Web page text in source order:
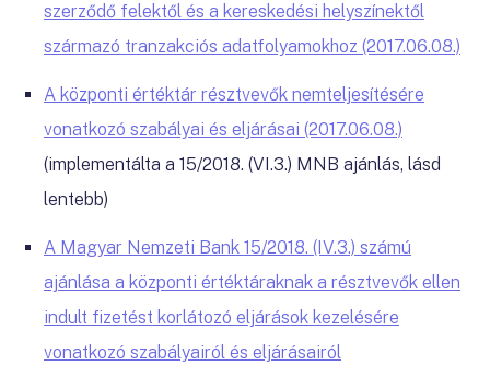
szerződő felektől és a kereskedési helyszínektől
származó tranzakciós adatfolyamokhoz (2017.06.08.)
A központi értéktár résztvevők nemteljesítésére
vonatkozó szabályai és eljárásai (2017.06.08.)
(implementálta a 15/2018. (VI.3.) MNB ajánlás, lásd
lentebb)
A Magyar Nemzeti Bank 15/2018. (IV.3.) számú
ajánlása a központi értéktáraknak a résztvevők ellen
indult fizetést korlátozó eljárások kezelésére
vonatkozó szabályairól és eljárásairól